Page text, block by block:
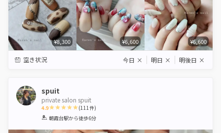
¥8,300 ¥6,600 ¥6,600
空き状況 今日 × 明日 × 明後日 ×
spuit
private salon spuit
4.9
1 2 3 4 5
(111件)
朝霞台駅から徒歩6分